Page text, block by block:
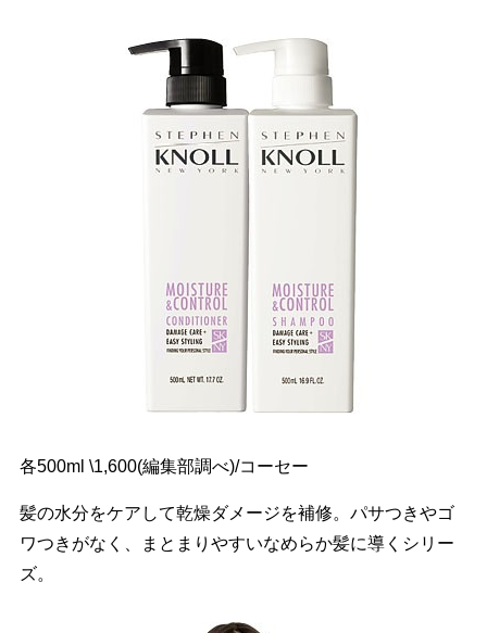
各500ml \1,600(編集部調べ)/コーセー
髪の水分をケアして乾燥ダメージを補修。パサつきやゴ
ワつきがなく、まとまりやすいなめらか髪に導くシリー
ズ。